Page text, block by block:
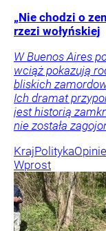
„Nie chodzi o
rzezi wołyńskiej
W Buenos Aires
wciąż pokazują
bliskich
Ich dramat
jest historią
nie została
KrajPolityka
Wprost